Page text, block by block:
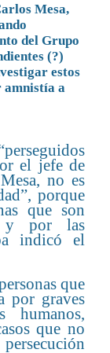
Mesa,
del Grupo
(?)
estos
amnistía a
el jefe de
no es
porque
que son
y por las
indicó el
que
por graves
humanos,
que no